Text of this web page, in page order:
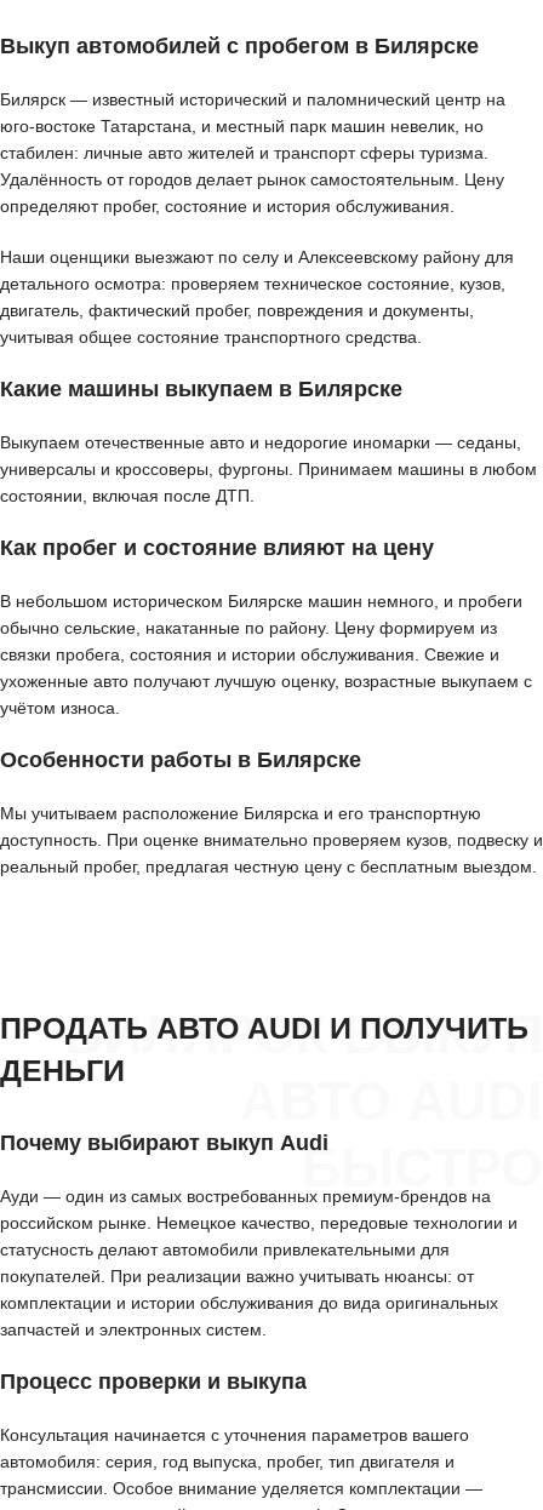
Выкуп автомобилей с пробегом в Билярске
Билярск — известный исторический и паломнический центр на
юго-востоке Татарстана, и местный парк машин невелик, но
стабилен: личные авто жителей и транспорт сферы туризма.
Удалённость от городов делает рынок самостоятельным. Цену
определяют пробег, состояние и история обслуживания.
Наши оценщики выезжают по селу и Алексеевскому району для
детального осмотра: проверяем техническое состояние, кузов,
двигатель, фактический пробег, повреждения и документы,
учитывая общее состояние транспортного средства.
Какие машины выкупаем в Билярске
Выкупаем отечественные авто и недорогие иномарки — седаны,
универсалы и кроссоверы, фургоны. Принимаем машины в любом
состоянии, включая после ДТП.
Как пробег и состояние влияют на цену
В небольшом историческом Билярске машин немного, и пробеги
обычно сельские, накатанные по району. Цену формируем из
связки пробега, состояния и истории обслуживания. Свежие и
ухоженные авто получают лучшую оценку, возрастные выкупаем с
учётом износа.
Особенности работы в Билярске
Мы учитываем расположение Билярска и его транспортную
доступность. При оценке внимательно проверяем кузов, подвеску и
реальный пробег, предлагая честную цену с бесплатным выездом.
БИЛЯРСК ВЫКУП
БЫСТРО
ПРОДАТЬ АВТО AUDI И ПОЛУЧИТЬ
ДЕНЬГИ
Почему выбирают выкуп Audi
Ауди — один из самых востребованных премиум-брендов на
российском рынке. Немецкое качество, передовые технологии и
статусность делают автомобили привлекательными для
покупателей. При реализации важно учитывать нюансы: от
комплектации и истории обслуживания до вида оригинальных
запчастей и электронных систем.
Процесс проверки и выкупа
Консультация начинается с уточнения параметров вашего
автомобиля: серия, год выпуска, пробег, тип двигателя и
трансмиссии. Особое внимание уделяется комплектации —